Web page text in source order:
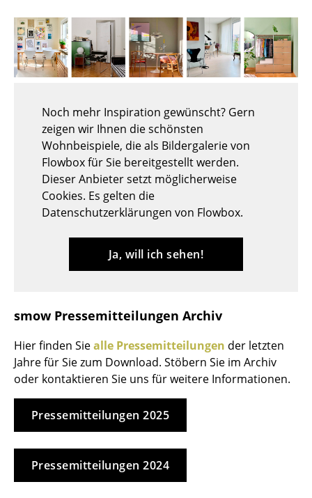
Schaukelstühle
Bürodrehstühle
Konferenzstühle
Einzelteile
... alle Sitzmöbel
Tische
Esstische
Couchtische
Konferenztische
Stehtische & Stehpulte
Kindertische
Servierwagen
Noch mehr Inspiration gewünscht? Gern
zeigen wir Ihnen die schönsten
Wohnbeispiele, die als Bildergalerie von
Flowbox für Sie bereitgestellt werden.
Dieser Anbieter setzt möglicherweise
Cookies. Es gelten die
Datenschutzerklärungen von Flowbox.
Ja, will ich sehen!
smow Pressemitteilungen Archiv
Hier finden Siealle Pressemitteilungen der letzten
Jahre für Sie zum Download. Stöbern Sie im Archiv
oder kontaktieren Sie uns für weitere Informationen.
Pressemitteilungen 2025
Pressemitteilungen 2024